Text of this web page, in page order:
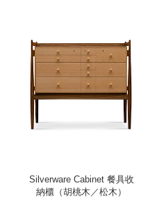
Silverware Cabinet 餐具收
納櫃（胡桃木／松木）